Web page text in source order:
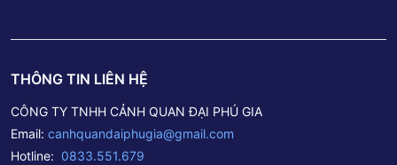
THÔNG TIN LIÊN HỆ
CÔNG TY TNHH CẢNH QUAN ĐẠI PHÚ GIA
Email: canhquandaiphugia@gmail.com
Hotline: 0833.551.679